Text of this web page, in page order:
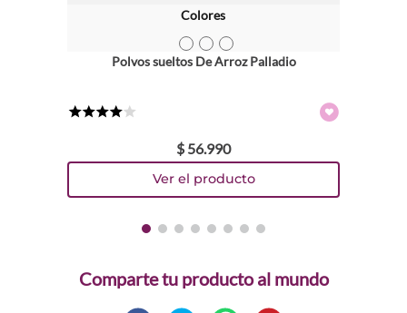
Colores
Polvos sueltos De Arroz Palladio
$ 56.990
Comparte